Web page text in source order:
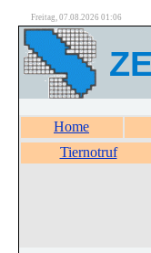
Freitag, 07.08.2026 01:06
Home
Tiernotruf